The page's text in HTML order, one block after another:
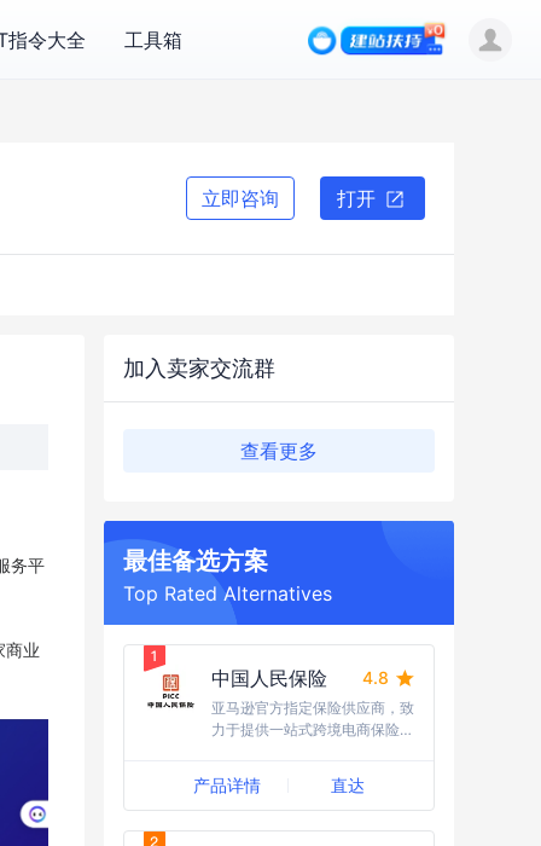
指令大全 工具箱
立即咨询 打开
务平
商业
加入卖家交流群
查看更多
最佳备选方案
Top Rated Alternatives
中国人民保险 4.8
亚马逊官方指定保险供应商，致
力于提供一站式跨境电商保险服
产品详情 直达